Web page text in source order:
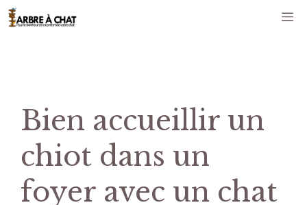
Aller
au
Bien accueillir un
chiot dans un
foyer avec un chat